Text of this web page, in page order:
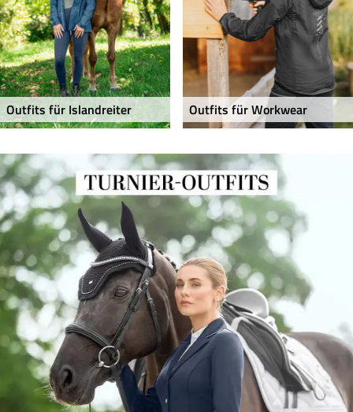
Outfits für Islandreiter Outfits für Workwear